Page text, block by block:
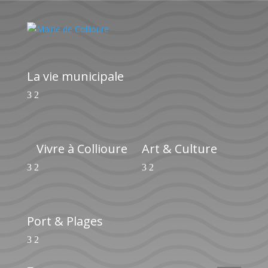
La vie municipale
Vivre à Collioure Art & Culture
Port & Plages